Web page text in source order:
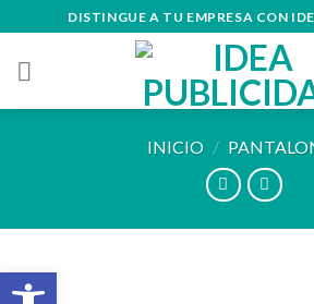
to
content
DISTINGUE A TU EMPRESA CON
INICIO /
Abrir barra de herramientas